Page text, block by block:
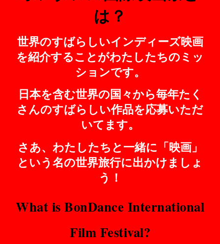
は？
世界のすばらしいインディーズ映画
を紹介することがわたしたちのミッ
ションです。
日本を含む世界の国々から毎年たく
さんのすばらしい作品を応募いただ
いてます。
さあ、わたしたちと一緒に「映画」
という名の世界旅行に出かけましょ
う！
What is BonDance International
Film Festival?